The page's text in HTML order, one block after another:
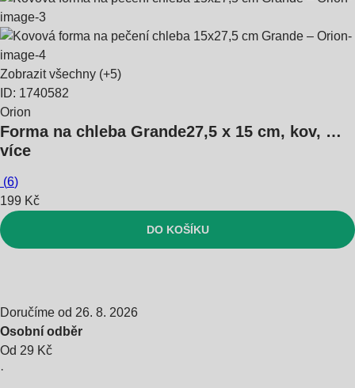
Zobrazit všechny (+5)
ID: 1740582
Orion
Forma na chleba Grande27,5 x 15 cm, kov, …
více
(6)
199 Kč
DO KOŠÍKU
Doručíme od 26. 8. 2026
Osobní odběr
Od 29 Kč
·